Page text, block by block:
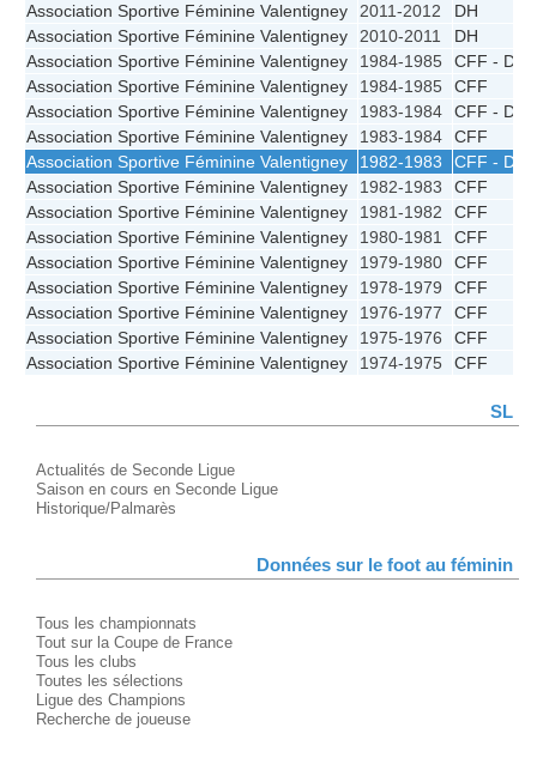
Association Sportive Féminine Valentigney
2011-2012
DH
Association Sportive Féminine Valentigney
2010-2011
DH
Association Sportive Féminine Valentigney
1984-1985
CFF - D2
Association Sportive Féminine Valentigney
1984-1985
CFF
Association Sportive Féminine Valentigney
1983-1984
CFF - D2
Association Sportive Féminine Valentigney
1983-1984
CFF
Association Sportive Féminine Valentigney
1982-1983
CFF - D2
Association Sportive Féminine Valentigney
1982-1983
CFF
Association Sportive Féminine Valentigney
1981-1982
CFF
Association Sportive Féminine Valentigney
1980-1981
CFF
Association Sportive Féminine Valentigney
1979-1980
CFF
Association Sportive Féminine Valentigney
1978-1979
CFF
Association Sportive Féminine Valentigney
1976-1977
CFF
Association Sportive Féminine Valentigney
1975-1976
CFF
Association Sportive Féminine Valentigney
1974-1975 CFF
SL
Actualités de Seconde Ligue
Saison en cours en Seconde Ligue
Historique/Palmarès
Données sur le foot au féminin
Tous les championnats
Tout sur la Coupe de France
Tous les clubs
Toutes les sélections
Ligue des Champions
Recherche de joueuse